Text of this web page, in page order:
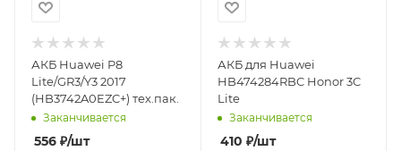
АКБ Huawei P8
Lite/GR3/Y3 2017
(HB3742A0EZC+) тех.пак.
Заканчивается
556 ₽/шт
АКБ для Huawei
HB474284RBC Honor 3C
Lite
Заканчивается
410 ₽/шт